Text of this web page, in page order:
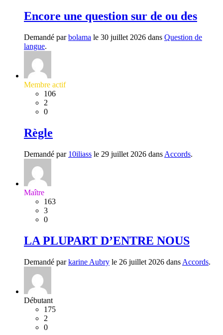
Encore une question sur de ou des
Demandé parbolama le 30 juillet 2026 dans Question de
langue.
Membre actif
106
2
0
Règle
Demandé par 10iliass le 29 juillet 2026 dans Accords.
Maître
163
3
0
LA PLUPART D’ENTRE NOUS
Demandé parkarine Aubry le 26 juillet 2026 dans Accords.
Débutant
175
2
0